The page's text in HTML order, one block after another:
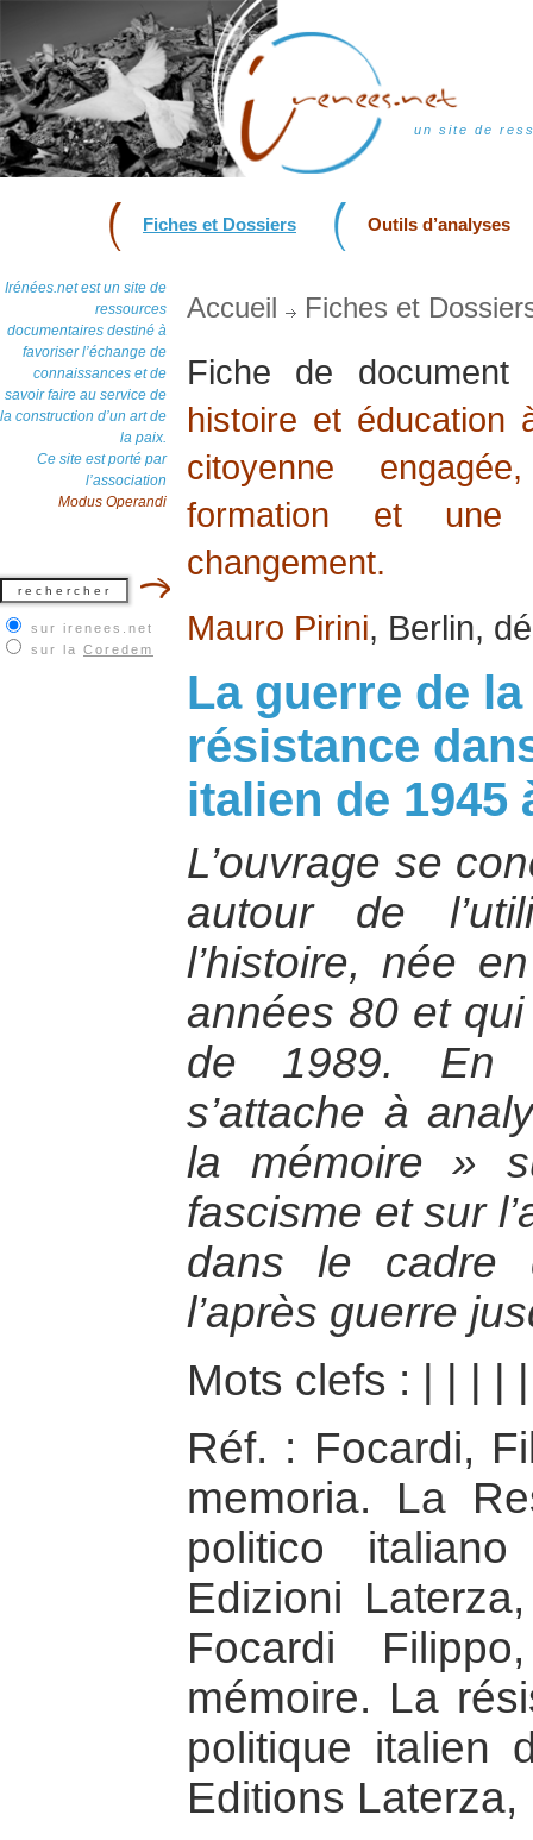
un site de
Fiches et Dossiers Outils d’analyses
Irénées.net est un site de
ressources
documentaires destiné à
favoriser l’échange de
connaissances et de
savoir faire au service de
la construction d’un art de
la paix.
Ce site est porté par
l’association
Modus Operandi
sur irenees.net
sur la Coredem
Accueil Fiches et
Fiche de document
histoire et éducation
citoyenne
formation et une
changement.
Mauro Pirini, Berlin,
La guerre de
résistance
italien de 1945
L’ouvrage se
autour de
l’histoire, née
années 80 et qui
de 1989. En
s’attache à
la mémoire »
fascisme et sur
dans le cadre
l’après guerre
Mots clefs :
Réf. : Focardi,
memoria. La
politico
Edizioni
Focardi
mémoire. La
politique italien
Editions